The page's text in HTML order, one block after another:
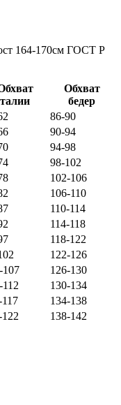
164-170см ГОСТ Р
талии
Обхват
бедер
86-90
90-94
94-98
98-102
102-106
106-110
110-114
114-118
118-122
122-126
107
126-130
112
130-134
117
134-138
122 138-142